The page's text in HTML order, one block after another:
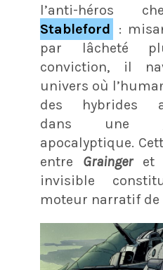
l’anti-héros
Stableford
:
par lâcheté
conviction, il
univers où
des hybrides
dans une
apocalyptique.
entre Grainger et
invisible
moteur narratif de